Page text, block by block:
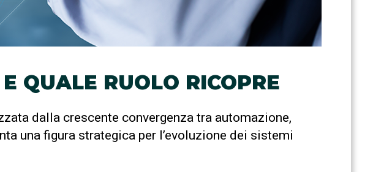
QUALE RUOLO RICOPRE
dalla crescente convergenza tra automazione,
una figura strategica per l’evoluzione dei sistemi